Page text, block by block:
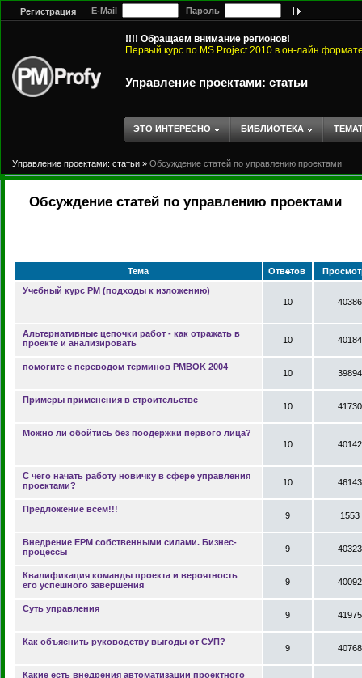
Регистрация E-Mail Пароль
!!!! Обращаем внимание регионов!
Первый курс по MS Project 2010 в он-лайн
Управление проектами: статьи
ЭТО ИНТЕРЕСНО БИБЛИОТЕКА
Управление проектами: статьи » Обсуждение статей по управлению проектами
Обсуждение статей по управлению проектами
Тема Ответов
Учебный курс PM (подходы к изложению)
10
40386
Альтернативные цепочки работ - как отражать в
проекте и анализировать
10 40184
помогите с переводом терминов PMBOK 2004
10 39894
Примеры применения в строительстве
10 41730
Можно ли обойтись без поодержки первого лица?
10
40142
С чего начать работу новичку в сфере управления
проектами?
10 46143
Предложение всем!!!
9 1553
Внедрение EPM собственными силами. Бизнес-
процессы
9 40323
Квалификация команды проекта и вероятность
его успешного завершения
9 40092
Суть управления
9 41975
Как объяснить руководству выгоды от СУП?
9 40768
Какие есть внедрения автоматизации проектного